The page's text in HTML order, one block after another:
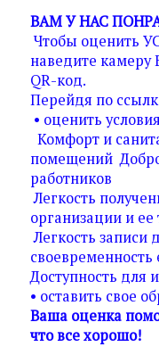
ВАМ У НАС
Чтобы оценить
наведите камеру
QR-код.
Перейдя по
• оценить
Комфорт и
помещений
работников
Легкость
организации и ее
Легкость записи
своевременность
Доступность для
• оставить свое
Ваша оценка
что все хорошо!